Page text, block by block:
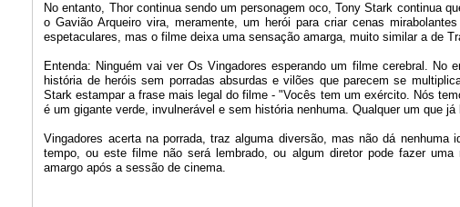
No entanto, Thor continua sendo um personagem oco, Tony Stark continua
o Gavião Arqueiro vira, meramente, um herói para criar cenas
espetaculares, mas o filme deixa uma sensação amarga, muito similar a de
Entenda: Ninguém vai ver Os Vingadores esperando um filme cerebral. No
história de heróis sem porradas absurdas e vilões que parecem se
Stark estampar a frase mais legal do filme - "Vocês tem um exército. Nós
é um gigante verde, invulnerável e sem história nenhuma. Qualquer um que
Vingadores acerta na porrada, traz alguma diversão, mas não dá
tempo, ou este filme não será lembrado, ou algum diretor pode fazer
amargo após a sessão de cinema.